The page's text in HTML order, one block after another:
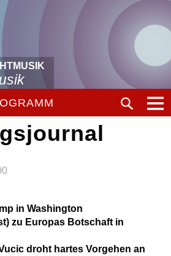
in Washington
zu Europas Botschaft in
droht hartes Vorgehen an